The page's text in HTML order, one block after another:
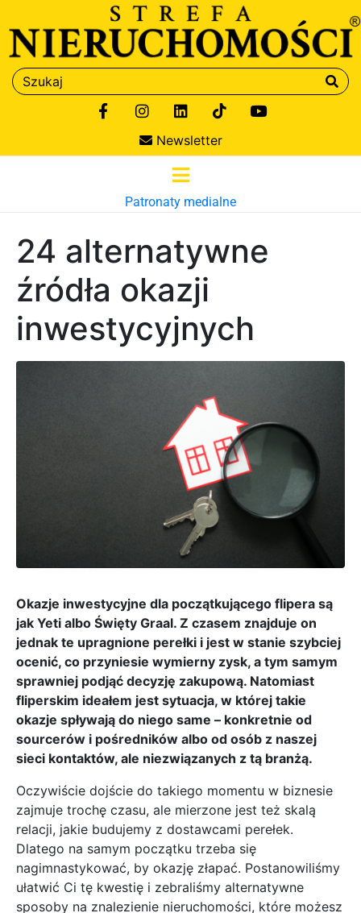
Newsletter
Patronaty medialne
24 alternatywne
źródła okazji
inwestycyjnych
Okazje inwestycyjne dla początkującego flipera są
jak Yeti albo Święty Graal. Z czasem znajduje on
jednak te upragnione perełki i jest w stanie szybciej
ocenić, co przyniesie wymierny zysk, a tym samym
sprawniej podjąć decyzję zakupową. Natomiast
fliperskim ideałem jest sytuacja, w której takie
okazje spływają do niego same – konkretnie od
sourcerów i pośredników albo od osób z naszej
sieci kontaktów, ale niezwiązanych z tą branżą.
Oczywiście dojście do takiego momentu w biznesie
zajmuje trochę czasu, ale mierzone jest też skalą
relacji, jakie budujemy z dostawcami perełek.
Dlatego na samym początku trzeba się
nagimnastykować, by okazję złapać. Postanowiliśmy
ułatwić Ci tę kwestię i zebraliśmy alternatywne
sposoby na znalezienie nieruchomości, które możesz